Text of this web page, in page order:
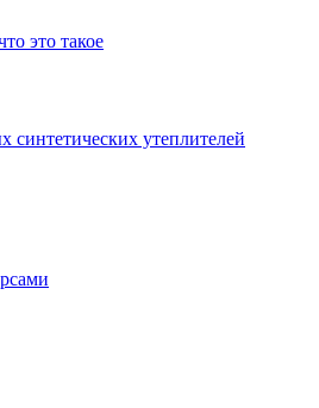
это такое
утеплителей